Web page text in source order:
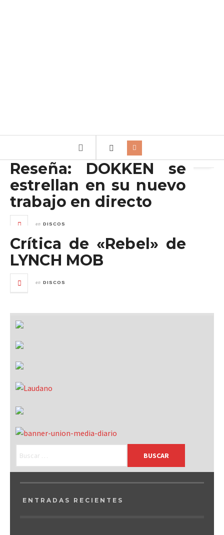
Reseña: DOKKEN se
estrellan en su nuevo
trabajo en directo
en DISCOS
Crítica de «Rebel» de
LYNCH MOB
en DISCOS
ENTRADAS RECIENTES